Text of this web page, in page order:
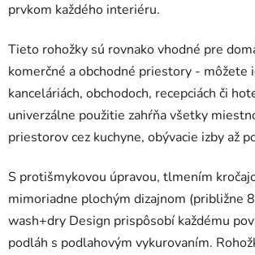
prvkom každého interiéru.
Tieto rohožky sú rovnako vhodné pre
komerčné a obchodné priestory - môžete
kanceláriách, obchodoch, recepciách či
univerzálne použitie zahŕňa všetky
priestorov cez kuchyne, obývacie izby až
S protišmykovou úpravou, tlmením
mimoriadne plochým dizajnom (približne
wash+dry Design prispôsobí každému
podláh s podlahovým vykurovaním.